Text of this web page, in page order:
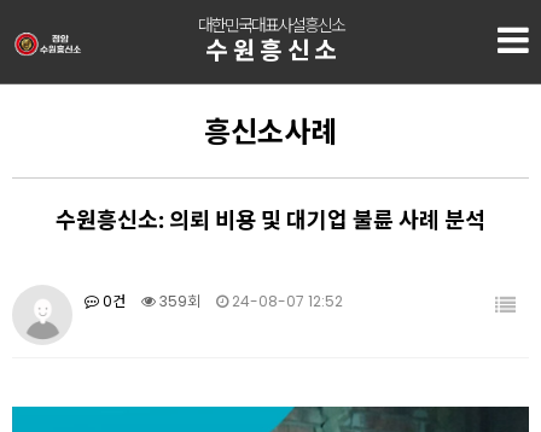
대한민국대표사설흥신소
수원흥신소
흥신소사례
수원흥신소: 의뢰 비용 및 대기업 불륜 사례 분석
0건 359회 24-08-07 12:52